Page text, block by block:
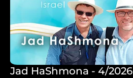
Jad HaShmona - 4/2026